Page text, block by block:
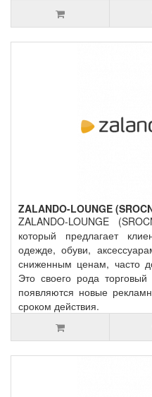
ZALANDO-LOUNGE
ZALANDO-LOUNGE
который предлагает
одежде, обуви,
сниженным ценам, часто
Это своего рода
появляются новые
сроком действия.